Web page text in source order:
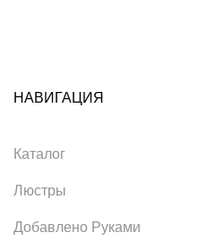
НАВИГАЦИЯ
Каталог
Люстры
Добавлено Руками